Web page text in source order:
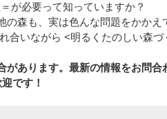
が必要って知っていますか？
の森も、実は色んな問題をかかえ
合いながら <明るくたのしい森
あります。最新の情報をお問合
です！